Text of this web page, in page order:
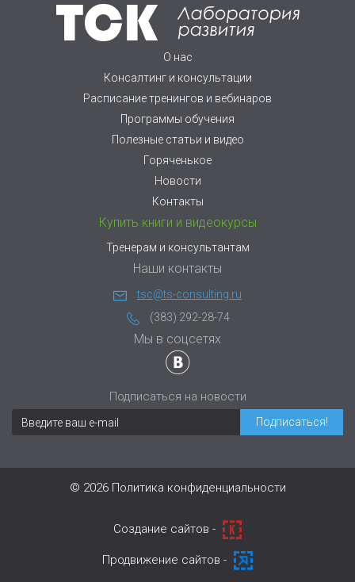
О нас
Консалтинг и консультации
Расписание тренингов и вебинаров
Программы обучения
Полезные статьи и видео
Горяченькое
Новости
Контакты
Купить книги и видеокурсы
Тренерам и консультантам
Наши контакты
tsc@ts-consulting.ru
(383) 292-28-74
Мы в соцсетях
Подписаться на новости
© 2026 Политика конфиденциальности
Cоздание сайтов -
Продвижение сайтов -